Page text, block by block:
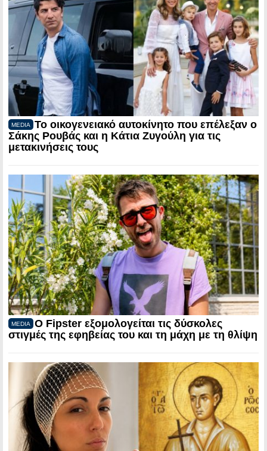
MEDIA
Το οικογενειακό αυτοκίνητο που επέλεξαν ο
Σάκης Ρουβάς και η Κάτια Ζυγούλη για τις
μετακινήσεις τους
MEDIA
Ο Fipster εξομολογείται τις δύσκολες
στιγμές της εφηβείας του και τη μάχη με τη θλίψη